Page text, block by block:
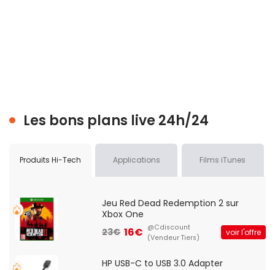
Les bons plans live 24h/24
Produits Hi-Tech Applications Films iTunes
Jeu Red Dead Redemption 2 sur
Xbox One
23€ 16€ @Cdiscount
(Vendeur Tiers)
voir l'offre
HP USB-C to USB 3.0 Adapter